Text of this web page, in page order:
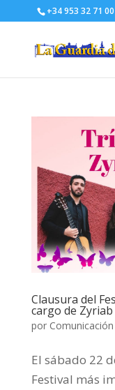
+34 953 32 71 00
Clausura del
cargo de Zyriab
por Comunicación
El sábado 22
Festival más